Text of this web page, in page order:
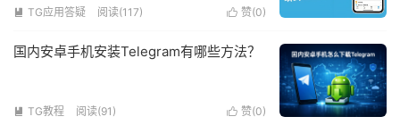
 赞(0)
 TG应用答疑 阅读(117)
国内安卓手机安装Telegram有哪些方法？
 赞(0)
 TG教程 阅读(91)